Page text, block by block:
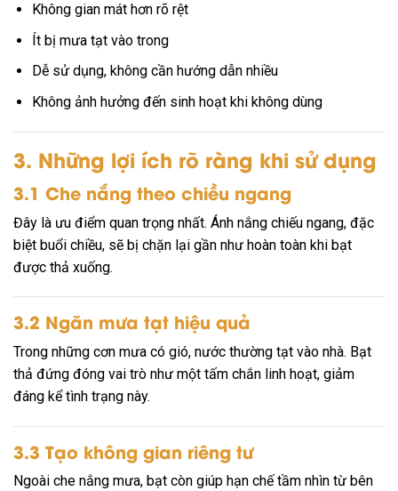
Không gian mát hơn rõ rệt
Ít bị mưa tạt vào trong
Dễ sử dụng, không cần hướng dẫn nhiều
Không ảnh hưởng đến sinh hoạt khi không dùng
3. Những lợi ích rõ ràng khi sử dụng
3.1 Che nắng theo chiều ngang
Đây là ưu điểm quan trọng nhất. Ánh nắng chiếu ngang, đặc
biệt buổi chiều, sẽ bị chặn lại gần như hoàn toàn khi bạt
được thả xuống.
3.2 Ngăn mưa tạt hiệu quả
Trong những cơn mưa có gió, nước thường tạt vào nhà. Bạt
thả đứng đóng vai trò như một tấm chắn linh hoạt, giảm
đáng kể tình trạng này.
3.3 Tạo không gian riêng tư
Ngoài che nắng mưa, bạt còn giúp hạn chế tầm nhìn từ bên